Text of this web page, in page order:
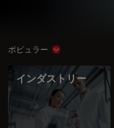
ポピュラー Show subnavigation
インダストリー